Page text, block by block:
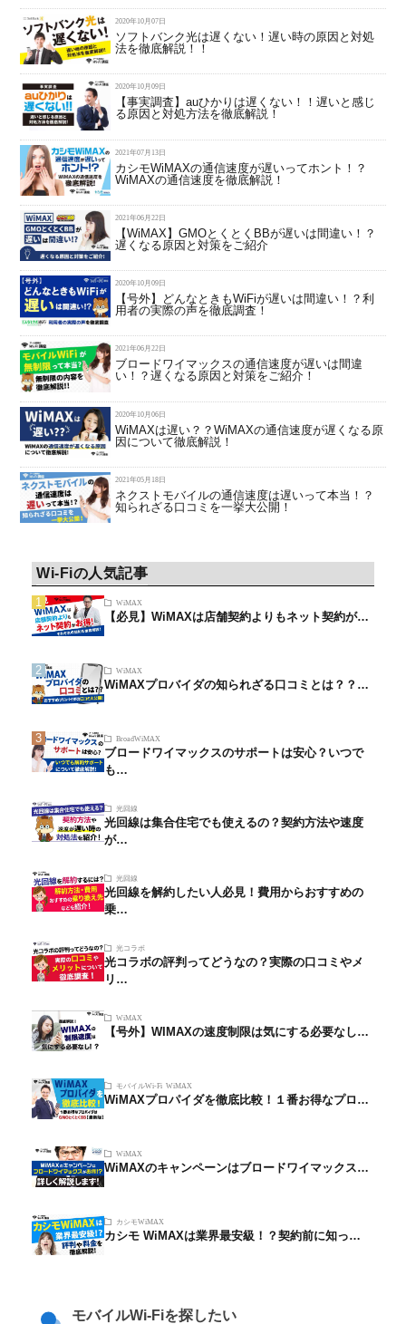
2020年10月07日
ソフトバンク光は遅くない！遅い時の原因と対処
法を徹底解説！！
2020年10月09日
【事実調査】auひかりは遅くない！！遅いと感じ
る原因と対処方法を徹底解説！
2021年07月13日
カシモWiMAXの通信速度が遅いってホント！？
WiMAXの通信速度を徹底解説！
2021年06月22日
【WiMAX】GMOとくとくBBが遅いは間違い！？
遅くなる原因と対策をご紹介
2020年10月09日
【号外】どんなときもWiFiが遅いは間違い！？利
用者の実際の声を徹底調査！
2021年06月22日
ブロードワイマックスの通信速度が遅いは間違
い！？遅くなる原因と対策をご紹介！
2020年10月06日
WiMAXは遅い？？WiMAXの通信速度が遅くなる原
因について徹底解説！
2021年05月18日
ネクストモバイルの通信速度は遅いって本当！？
知られざる口コミを一挙大公開！
Wi-Fiの人気記事
WiMAX
【必見】WiMAXは店舗契約よりもネット契約が…
WiMAX
WiMAXプロバイダの知られざる口コミとは？？…
BroadWiMAX
ブロードワイマックスのサポートは安心？いつで
も…
光回線
光回線は集合住宅でも使えるの？契約方法や速度
が…
光回線
光回線を解約したい人必見！費用からおすすめの
乗…
光コラボ
光コラボの評判ってどうなの？実際の口コミやメ
リ…
WiMAX
【号外】WIMAXの速度制限は気にする必要なし…
モバイルWi-Fi WiMAX
WiMAXプロパイダを徹底比較！１番お得なプロ…
WiMAX
WiMAXのキャンペーンはブロードワイマックス…
カシモWiMAX
カシモ WiMAXは業界最安級！？契約前に知っ…
モバイルWi-Fiを探したい